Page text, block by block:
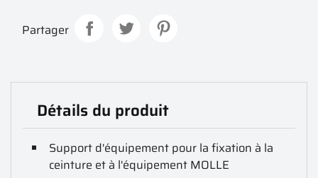
Partager
Détails du produit
Support d'équipement pour la fixation à la
ceinture et à l'équipement MOLLE